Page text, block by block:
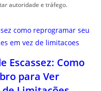
autoridade e tráfego.
Escassez: Como
para Ver